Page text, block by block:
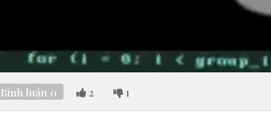
Loaded:
4.89%
Bình luận 0 2 1